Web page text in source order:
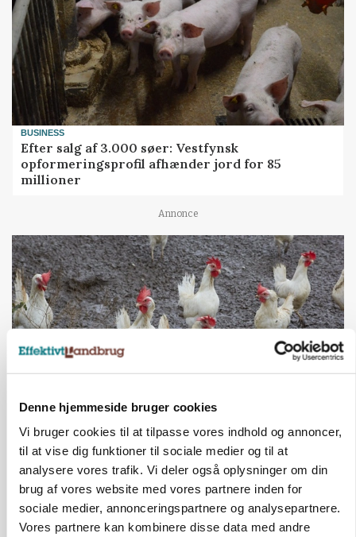
Denne hjemmeside bruger cookies
Vi bruger cookies til at tilpasse vores indhold og annoncer,
til at vise dig funktioner til sociale medier og til at
analysere vores trafik. Vi deler også oplysninger om din
brug af vores website med vores partnere inden for
sociale medier, annonceringspartnere og analysepartnere.
Vores partnere kan kombinere disse data med andre
BUSINESS
Efter salg af 3.000 søer: Vestfynsk
opformeringsprofil afhænder jord for 85
millioner
Annonce
ØKOLOGI
Klimaberegning er ikke nok: Økologisk fjerkræ
skal vurderes bredere
Annonce
LEDER